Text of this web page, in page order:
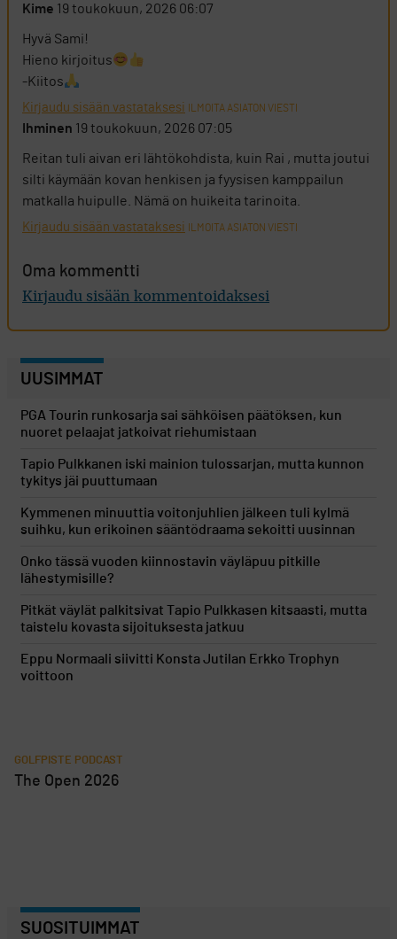
Kime 19 toukokuun, 2026 06:07
Hyvä Sami!
Hieno kirjoitus
-Kiitos
Kirjaudu sisään vastataksesi ILMOITA ASIATON VIESTI
Ihminen 19 toukokuun, 2026 07:05
Reitan tuli aivan eri lähtökohdista, kuin Rai , mutta joutui
silti käymään kovan henkisen ja fyysisen kamppailun
matkalla huipulle. Nämä on huikeita tarinoita.
Kirjaudu sisään vastataksesi ILMOITA ASIATON VIESTI
Oma kommentti
Kirjaudu sisään kommentoidaksesi
UUSIMMAT
PGA Tourin runkosarja sai sähköisen päätöksen, kun
nuoret pelaajat jatkoivat riehumistaan
Tapio Pulkkanen iski mainion tulossarjan, mutta kunnon
tykitys jäi puuttumaan
Kymmenen minuuttia voitonjuhlien jälkeen tuli kylmä
suihku, kun erikoinen sääntödraama sekoitti uusinnan
Onko tässä vuoden kiinnostavin väyläpuu pitkille
lähestymisille?
Pitkät väylät palkitsivat Tapio Pulkkasen kitsaasti, mutta
taistelu kovasta sijoituksesta jatkuu
Eppu Normaali siivitti Konsta Jutilan Erkko Trophyn
voittoon
GOLFPISTE PODCAST
The Open 2026
SUOSITUIMMAT